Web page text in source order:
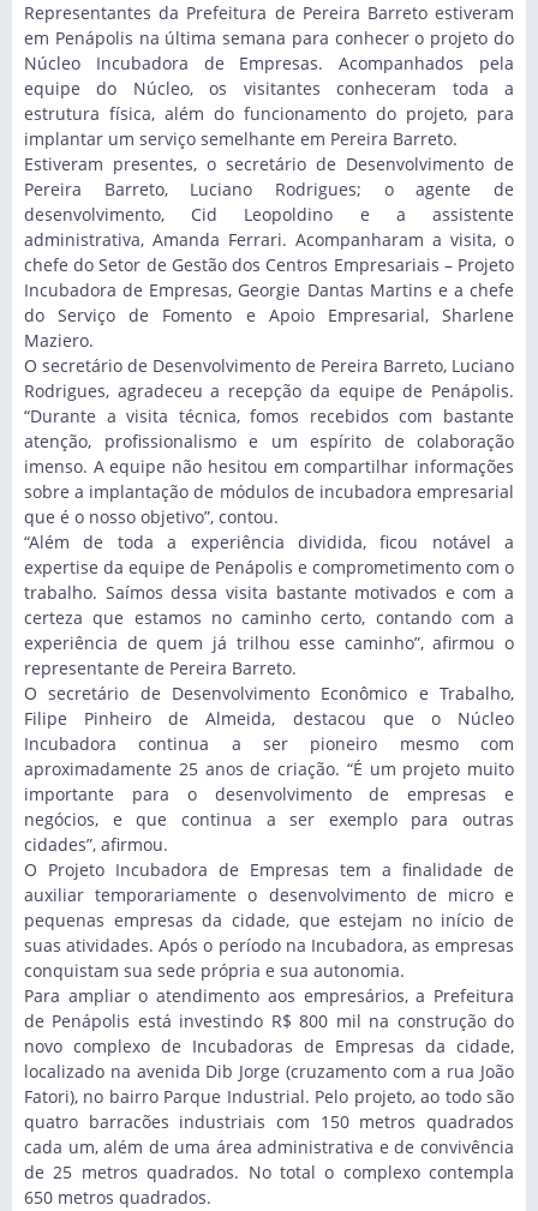
Representantes da Prefeitura de Pereira Barreto estiveram
em Penápolis na última semana para conhecer o projeto do
Núcleo Incubadora de Empresas. Acompanhados pela
equipe do Núcleo, os visitantes conheceram toda a
estrutura física, além do funcionamento do projeto, para
implantar um serviço semelhante em Pereira Barreto.
Estiveram presentes, o secretário de Desenvolvimento de
Pereira Barreto, Luciano Rodrigues; o agente de
desenvolvimento, Cid Leopoldino e a assistente
administrativa, Amanda Ferrari. Acompanharam a visita, o
chefe do Setor de Gestão dos Centros Empresariais – Projeto
Incubadora de Empresas, Georgie Dantas Martins e a chefe
do Serviço de Fomento e Apoio Empresarial, Sharlene
Maziero.
O secretário de Desenvolvimento de Pereira Barreto, Luciano
Rodrigues, agradeceu a recepção da equipe de Penápolis.
“Durante a visita técnica, fomos recebidos com bastante
atenção, profissionalismo e um espírito de colaboração
imenso. A equipe não hesitou em compartilhar informações
sobre a implantação de módulos de incubadora empresarial
que é o nosso objetivo”, contou.
“Além de toda a experiência dividida, ficou notável a
expertise da equipe de Penápolis e comprometimento com o
trabalho. Saímos dessa visita bastante motivados e com a
certeza que estamos no caminho certo, contando com a
experiência de quem já trilhou esse caminho”, afirmou o
representante de Pereira Barreto.
O secretário de Desenvolvimento Econômico e Trabalho,
Filipe Pinheiro de Almeida, destacou que o Núcleo
Incubadora continua a ser pioneiro mesmo com
aproximadamente 25 anos de criação. “É um projeto muito
importante para o desenvolvimento de empresas e
negócios, e que continua a ser exemplo para outras
cidades”, afirmou.
O Projeto Incubadora de Empresas tem a finalidade de
auxiliar temporariamente o desenvolvimento de micro e
pequenas empresas da cidade, que estejam no início de
suas atividades. Após o período na Incubadora, as empresas
conquistam sua sede própria e sua autonomia.
Para ampliar o atendimento aos empresários, a Prefeitura
de Penápolis está investindo R$ 800 mil na construção do
novo complexo de Incubadoras de Empresas da cidade,
localizado na avenida Dib Jorge (cruzamento com a rua João
Fatori), no bairro Parque Industrial. Pelo projeto, ao todo são
quatro barracões industriais com 150 metros quadrados
cada um, além de uma área administrativa e de convivência
de 25 metros quadrados. No total o complexo contempla
650 metros quadrados.